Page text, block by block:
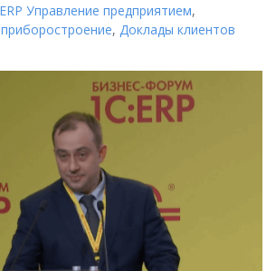
Управление предприятием,
, Доклады клиентов